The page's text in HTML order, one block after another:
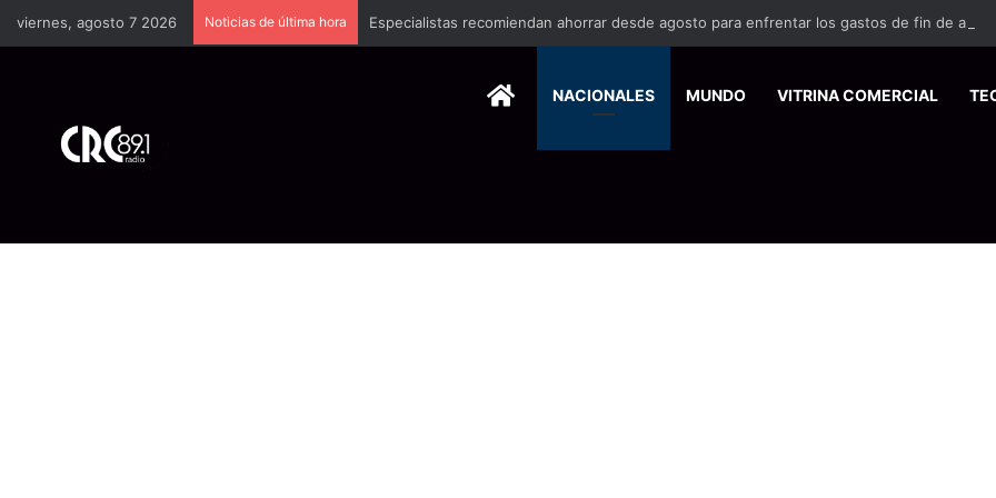
viernes, agosto 7 2026 Noticias de última hora Especialistas recomiendan ahorrar desde agosto para enfrentar los gastos de fin de año
HOMENACIONALES MUNDO VITRINA COMERCIAL